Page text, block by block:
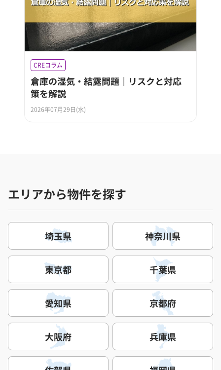
CREコラム
倉庫の湿気・結露問題｜リスクと対応
策を解説
2026年07月29日(水)
エリアから物件を探す
埼玉県 神奈川県
東京都 千葉県
愛知県 京都府
大阪府 兵庫県